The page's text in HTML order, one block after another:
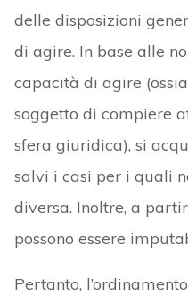
delle disposizioni
di agire. In base alle
capacità di agire
soggetto di compiere
sfera giuridica), si
salvi i casi per i quali
diversa. Inoltre, a
possono essere
Pertanto,